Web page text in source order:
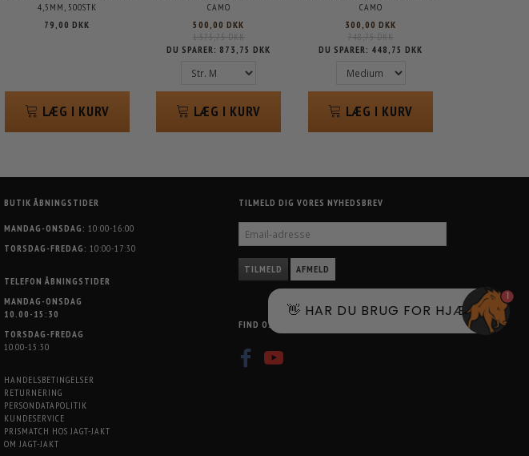
4,5MM, 500STK
79,00 DKK
LÆG I KURV
CAMO
500,00 DKK
1.373,75 DKK
DU SPARER: 873,75 DKK
LÆG I KURV
CAMO
300,00 DKK
748,75 DKK
DU SPARER: 448,75 DKK
LÆG I KURV
BUTIK ÅBNINGSTIDER
MANDAG-ONSDAG: 10:00-16:00
TORSDAG-FREDAG: 10:00-17:30
TELEFON ÅBNINGSTIDER
MANDAG-ONSDAG
10.00-15:30
TORSDAG-FREDAG
10.00-15:30
HANDELSBETINGELSER
RETURNERING
PERSONDATAPOLITIK
KUNDESERVICE
PRISMATCH HOS JAGT-JAKT
OM JAGT-JAKT
TILMELD DIG VORES NYHEDSBREV
ADRESSE
TILMELD AFMELD
FIND OS PÅ
👋 HAR DU BRUG FOR HJÆLP?
1